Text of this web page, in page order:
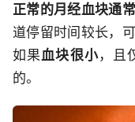
正常的月经血块通
道停留时间较长，
如果血块很小，且
的。